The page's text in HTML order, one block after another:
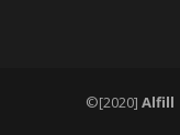
©[2020] Alfill